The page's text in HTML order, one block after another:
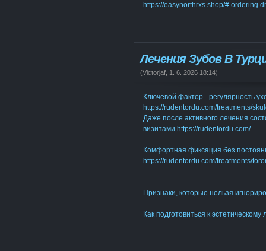
https://easynorthrxs.shop/# ordering
Лечения Зубов В
(Victorjaf 1. 6. 2026 18:14)
Ключевой фактор - регулярность
https://rudentordu.com/treatments/
Даже после активного лечения
визитами https://rudentordu.com/
Комфортная фиксация без
https://rudentordu.com/treatments/
Признаки, которые нельзя
Как подготовиться к эстетическому